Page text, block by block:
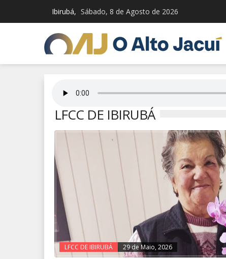
Ibirubá, Sábado, 8 de Agosto de 2026
LFCC DE IBIRUBÁ
LFCC DE IBIRUBÁ 29 de Maio, 2026